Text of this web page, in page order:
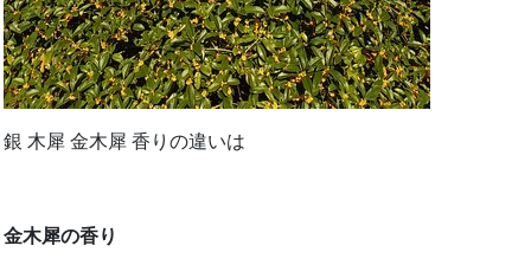
銀 木犀 金木犀 香りの違いは
金木犀の香り